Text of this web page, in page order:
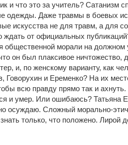
и что это за учитель? Сатанизм
одежды. Даже травмы в боевых
искусства не для травм, а для
ждать от официальных
общественной морали на должном
он был плаксивое ничтожество,
и, по женскому варианту, как
Говорухин и Еременко? На их
всю правду прямо так и
и умер. Или ошибаюсь? Татьяна
осуждаю. Сложный морально-
только, что положено. Лирой